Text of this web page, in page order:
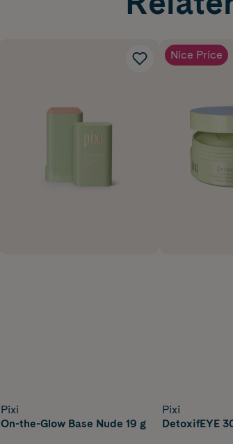
Pixi
On-the-Glow Base Nude 19 g
Nice Price
Pixi
DetoxifEYE